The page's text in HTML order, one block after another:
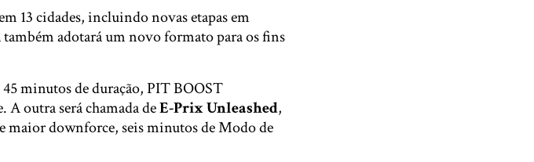
13 cidades, incluindo novas etapas em
adotará um novo formato para os fins
minutos de duração, PIT BOOST
outra será chamada deE-Prix Unleashed,
maior downforce, seis minutos de Modo de